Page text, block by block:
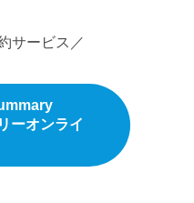
サービス／
ーオンライ